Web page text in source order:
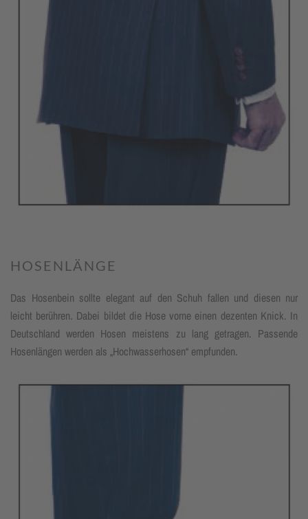
HOSENLÄNGE
Das Hosenbein sollte elegant auf den Schuh fallen und diesen nur
leicht berühren. Dabei bildet die Hose vorne einen dezenten Knick. In
Deutschland werden Hosen meistens zu lang ge­tragen. Passende
Hosen­längen wer­den als „Hochwasserhosen“ em­pfun­den.